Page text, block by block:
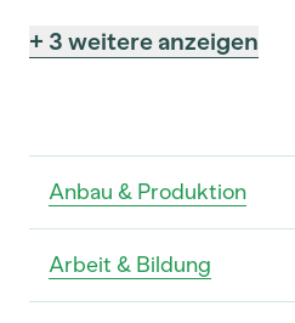
Anbau & Produktion
Arbeit & Bildung
+ 3 weitere anzeigen